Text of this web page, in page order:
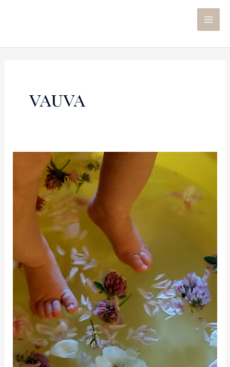
vauva